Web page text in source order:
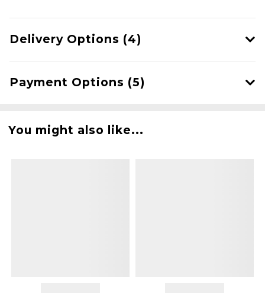
Delivery Options (4)
Payment Options (5)
You might also like...